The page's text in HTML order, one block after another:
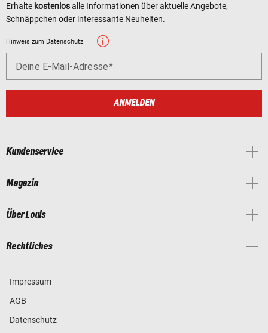
Erhalte kostenlosalle Informationen über aktuelle Angebote,
Schnäppchen oder interessante Neuheiten.
Hinweis zum Datenschutz
Deine E-Mail-Adresse
ANMELDEN
Kundenservice
Magazin
Über Louis
Rechtliches
Impressum
AGB
Datenschutz